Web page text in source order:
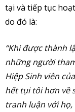
tại và tiếp tục
do đó là:
“Khi được thành
những người
Hiệp Sinh viên
hết tụi tôi hơn về
tranh luận với